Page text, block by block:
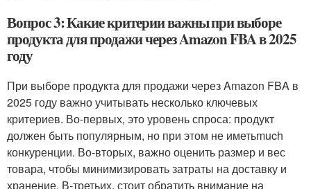
Вопрос 3: Какие критерии важны при выборе
продукта для продажи через Amazon FBA в 2025
году
При выборе продукта для продажи через Amazon FBA в
2025 году важно учитывать несколько ключевых
критериев. Во-первых, это уровень спроса: продукт
должен быть популярным, но при этом не иметьmuch
конкуренции. Во-вторых, важно оценить размер и вес
товара, чтобы минимизировать затраты на доставку и
хранение. В-третьих, стоит обратить внимание на